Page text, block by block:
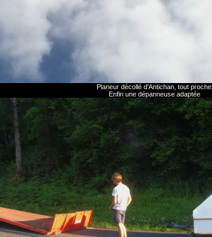
Planeur décollé d'Antichan, tout proche.
Enfin une dépanneuse adaptée